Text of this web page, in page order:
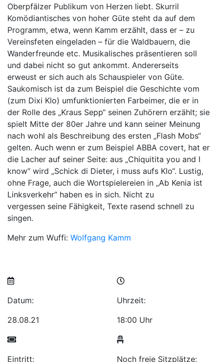
Oberpfälzer Publikum von Herzen liebt. Skurril
Komödiantisches von hoher Güte steht da auf dem
Programm, etwa, wenn Kamm erzählt, dass er – zu
Vereinsfeten eingeladen – für die Waldbauern, die
Wanderfreunde etc. Musikalisches präsentieren soll
und dabei nicht so gut ankommt. Andererseits
erweust er sich auch als Schauspieler von Güte.
Saukomisch ist da zum Beispiel die Geschichte vom
(zum Dixi Klo) umfunktionierten Farbeimer, die er in
der Rolle des „Kraus Sepp“ seinen Zuhörern erzählt; sie
spielt Mitte der 80er Jahre und kann seiner Meinung
nach wohl als Beschreibung des ersten „Flash Mobs“
gelten. Auch wenn er zum Beispiel ABBA covert, hat er
die Lacher auf seiner Seite: aus „Chiquitita you and I
know“ wird „Schick di Dieter, i muss aufs Klo“. Lustig,
ohne Frage, auch die Wortspielereien in „Ab Kenia ist
Linksverkehr“ haben es in sich. Nicht zu
vergessen seine Fähigkeit, Texte rasend schnell zu
singen.
Mehr zum Wuffi: Wolfgang Kamm
Datum:
28.08.21
Uhrzeit:
18:00 Uhr
Eintritt:
Noch freie Sitzplätze: